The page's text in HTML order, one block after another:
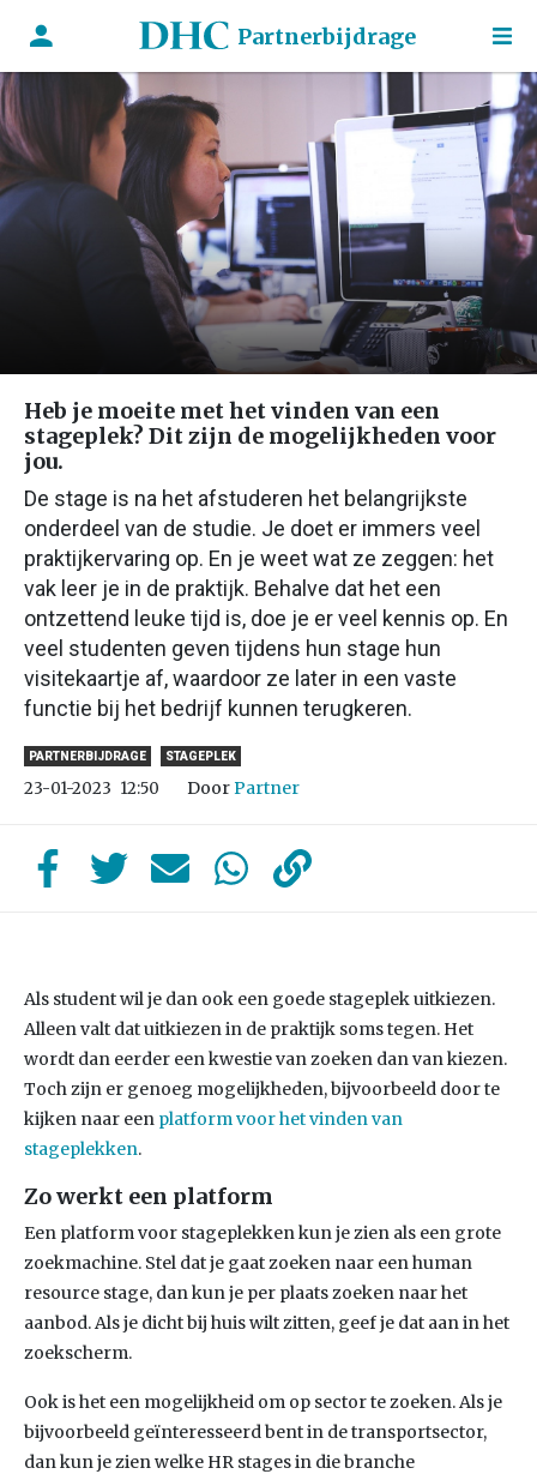
Partnerbijdrage
Heb je moeite met het vinden van een
stageplek? Dit zijn de mogelijkheden voor
jou.
De stage is na het afstuderen het belangrijkste
onderdeel van de studie. Je doet er immers veel
praktijkervaring op. En je weet wat ze zeggen: het
vak leer je in de praktijk. Behalve dat het een
ontzettend leuke tijd is, doe je er veel kennis op. En
veel studenten geven tijdens hun stage hun
visitekaartje af, waardoor ze later in een vaste
functie bij het bedrijf kunnen terugkeren.
PARTNERBIJDRAGE STAGEPLEK
23-01-2023 12:50 DoorPartner
Als student wil je dan ook een goede stageplek uitkiezen.
Alleen valt dat uitkiezen in de praktijk soms tegen. Het
wordt dan eerder een kwestie van zoeken dan van kiezen.
Toch zijn er genoeg mogelijkheden, bijvoorbeeld door te
kijken naar een platform voor het vinden van
stageplekken.
Zo werkt een platform
Een platform voor stageplekken kun je zien als een grote
zoekmachine. Stel dat je gaat zoeken naar een human
resource stage, dan kun je per plaats zoeken naar het
aanbod. Als je dicht bij huis wilt zitten, geef je dat aan in het
zoekscherm.
Ook is het een mogelijkheid om op sector te zoeken. Als je
bijvoorbeeld geïnteresseerd bent in de transportsector,
dan kun je zien welke HR stages in die branche